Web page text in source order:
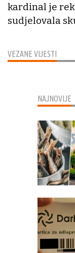
VEZANE VIJESTI
kardinal je
sudjelovala
NAJNOVIJE